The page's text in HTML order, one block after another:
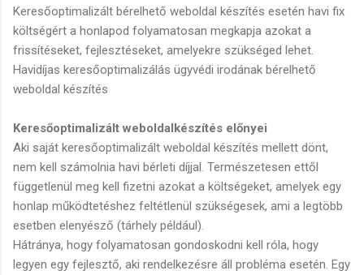
Keresőoptimalizált bérelhető weboldal készítés esetén havi fix
költségért a honlapod folyamatosan megkapja azokat a
frissítéseket, fejlesztéseket, amelyekre szükséged lehet.
Havidíjas keresőoptimalizálás ügyvédi irodának bérelhető
weboldal készítés
Keresőoptimalizált weboldalkészítés előnyei
Aki saját keresőoptimalizált weboldal készítés mellett dönt,
nem kell számolnia havi bérleti díjjal. Természetesen ettől
függetlenül meg kell fizetni azokat a költségeket, amelyek egy
honlap működtetéshez feltétlenül szükségesek, ami a legtöbb
esetben elenyésző (tárhely például).
Hátránya, hogy folyamatosan gondoskodni kell róla, hogy
legyen egy fejlesztő, aki rendelkezésre áll probléma esetén. Egy